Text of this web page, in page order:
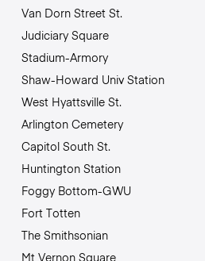
Van Dorn Street St.
Judiciary Square
Stadium-Armory
Shaw-Howard Univ Station
West Hyattsville St.
Arlington Cemetery
Capitol South St.
Huntington Station
Foggy Bottom-GWU
Fort Totten
The Smithsonian
Mt Vernon Square